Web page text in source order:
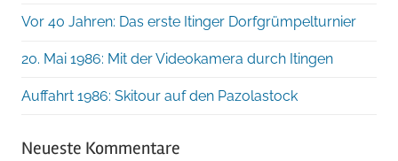
Vor 40 Jahren: Das erste Itinger Dorfgrümpelturnier
20. Mai 1986: Mit der Videokamera durch Itingen
Auffahrt 1986: Skitour auf den Pazolastock
Neueste Kommentare